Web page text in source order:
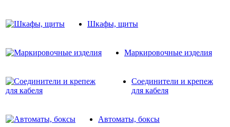
Шкафы, щиты
Маркировочные изделия
Соединители и крепеж
для кабеля
Автоматы, боксы